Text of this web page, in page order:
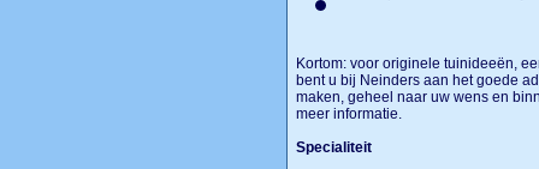
Kortom: voor originele tuinideeën,
bent u bij Neinders aan het goede
maken, geheel naar uw wens en
meer informatie.
Specialiteit